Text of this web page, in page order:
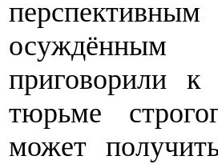
приговорили
тюрьме
может